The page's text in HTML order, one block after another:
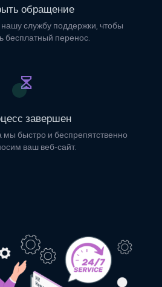
обращение
нашу службу поддержки, чтобы
бесплатный перенос.
завершен
мы быстро и беспрепятственно
ваш веб-сайт.